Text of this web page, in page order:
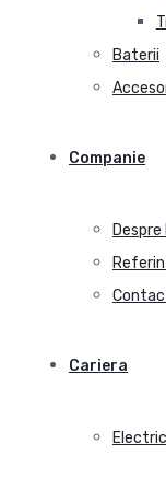
Baterii
Companie
Despre
Cariera